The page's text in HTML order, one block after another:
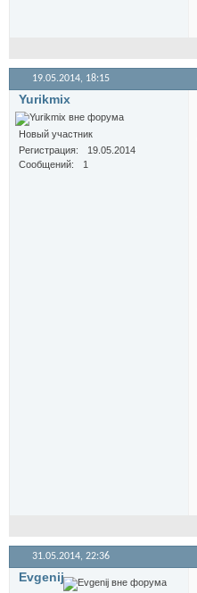
19.05.2014, 18:15
Yurikmix
Новый участник
Регистрация
19.05.2014
Сообщений
1
31.05.2014, 22:36
Evgenij